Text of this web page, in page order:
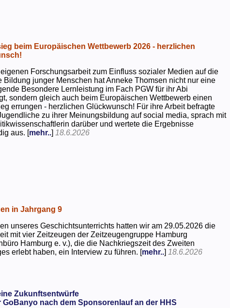
beim Europäischen Wettbewerb 2026 - herzlichen
Forschungsarbeit zum Einfluss sozialer Medien auf die
Bildung junger Menschen hat Anneke Thomsen nicht nur eine
Besondere Lernleistung im Fach PGW für ihr Abi
sondern gleich auch beim Europäischen Wettbewerb einen
errungen - herzlichen Glückwunsch! Für ihre Arbeit befragte
zu ihrer Meinungsbildung auf social media, sprach mit
darüber und wertete die Ergebnisse
aus. [mehr..] 18.6.2026
in Jahrgang 9
unseres Geschichtsunterrichts hatten wir am 29.05.2026 die
mit vier Zeitzeugen der Zeitzeugengruppe Hamburg
Hamburg e. v.), die die Nachkriegszeit des Zweiten
erlebt haben, ein Interview zu führen. [mehr..] 18.6.2026
Zukunftsentwürfe
nach dem Sponsorenlauf an der HHS